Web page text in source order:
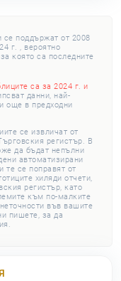
се поддържат от 2008
г. , вероятно
която са последните
са за 2024 г. и
данни, най-
още в предходни
се извличат от
регистър. В
да бъдат непълни
автоматизирани
те се поправят от
хиляди отчети,
регистър, като
към по-малките
във вашите
пишете, за да